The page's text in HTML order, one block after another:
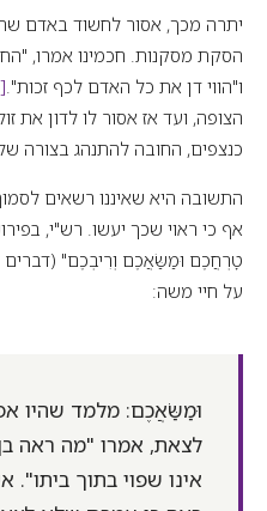
יתרה מכך, אסור לחשוד באדם
הסקת מסקנות. חכמינו אמרו,
ו"הווי דן את כל האדם לכף זכות". [8]
הצופה, ועד אז אסור לו לדון את
כנצפים, החובה להתנהג בצורה
התשובה היא שאיננו רשאים
אף כי ראוי שכך יעשו. רש"י,
טׇרְחֲכֶם וּמַשַּׂאֲכֶם וְרִיבְכֶם" (דברים
על חיי משה:
וּמַשַּׂאֲכֶם: מלמד שהיו
לצאת, אמרו "מה ראה
אינו שפוי בתוך